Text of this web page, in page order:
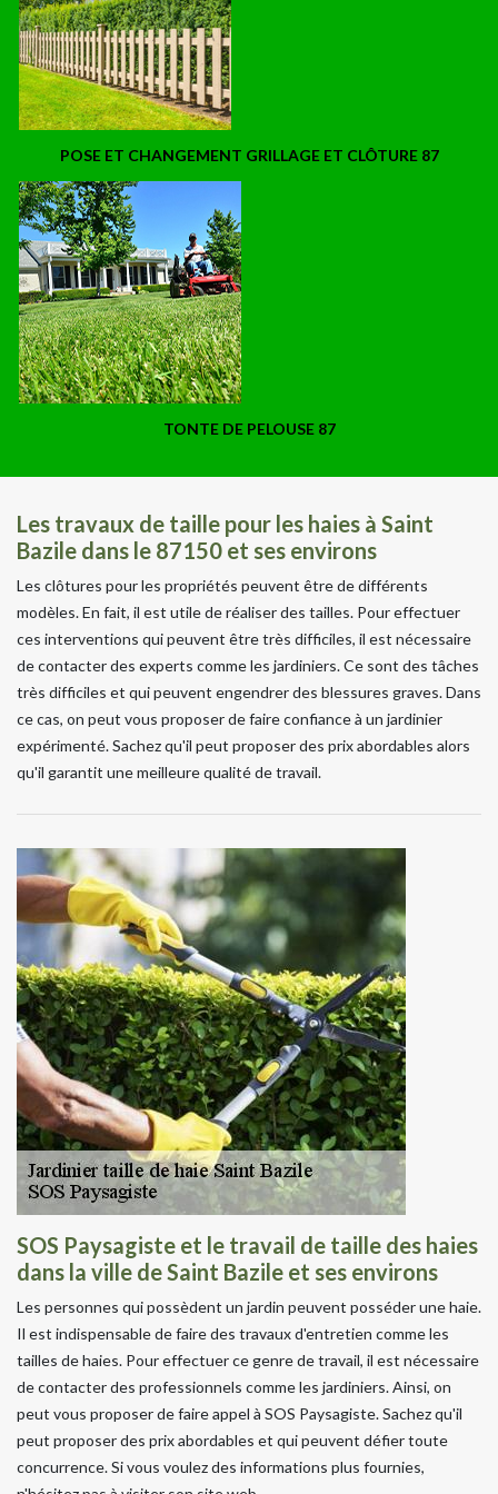
POSE ET CHANGEMENT GRILLAGE ET CLÔTURE 87
TONTE DE PELOUSE 87
Les travaux de taille pour les haies à Saint
Bazile dans le 87150 et ses environs
Les clôtures pour les propriétés peuvent être de différents
modèles. En fait, il est utile de réaliser des tailles. Pour effectuer
ces interventions qui peuvent être très difficiles, il est nécessaire
de contacter des experts comme les jardiniers. Ce sont des tâches
très difficiles et qui peuvent engendrer des blessures graves. Dans
ce cas, on peut vous proposer de faire confiance à un jardinier
expérimenté. Sachez qu'il peut proposer des prix abordables alors
qu'il garantit une meilleure qualité de travail.
SOS Paysagiste et le travail de taille des haies
dans la ville de Saint Bazile et ses environs
Les personnes qui possèdent un jardin peuvent posséder une haie.
Il est indispensable de faire des travaux d'entretien comme les
tailles de haies. Pour effectuer ce genre de travail, il est nécessaire
de contacter des professionnels comme les jardiniers. Ainsi, on
peut vous proposer de faire appel à SOS Paysagiste. Sachez qu'il
peut proposer des prix abordables et qui peuvent défier toute
concurrence. Si vous voulez des informations plus fournies,